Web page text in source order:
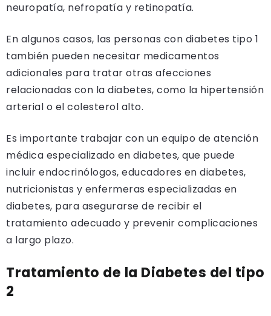
neuropatía, nefropatía y retinopatía.
En algunos casos, las personas con diabetes tipo 1
también pueden necesitar medicamentos
adicionales para tratar otras afecciones
relacionadas con la diabetes, como la hipertensión
arterial o el colesterol alto.
Es importante trabajar con un equipo de atención
médica especializado en diabetes, que puede
incluir endocrinólogos, educadores en diabetes,
nutricionistas y enfermeras especializadas en
diabetes, para asegurarse de recibir el
tratamiento adecuado y prevenir complicaciones
a largo plazo.
Tratamiento de la Diabetes del tipo
2